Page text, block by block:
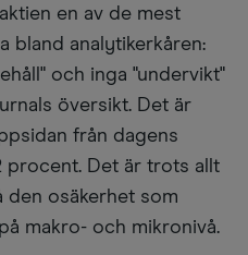
en av de mest
bland analytikerkåren:
och inga "undervikt"
översikt. Det är
från dagens
procent. Det är trots allt
den osäkerhet som
makro- och mikronivå.